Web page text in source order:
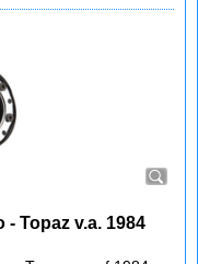
Topaz v.a. 1984